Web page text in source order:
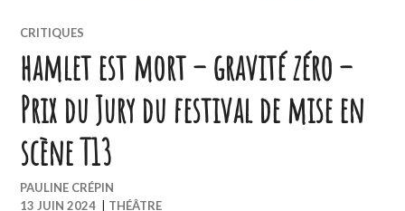
CRITIQUES
hamlet est mort – gravité zéro –
Prix du Jury du festival de mise en
scène T13
PAULINE CRÉPIN
13 JUIN 2024
THÉÂTRE